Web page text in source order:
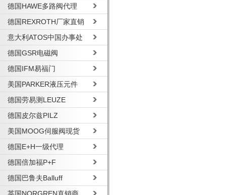
德国HAWE多路阀代理
德国REXROTH厂家直销
意大利ATOS中国办事处
德国GSR电磁阀
德国IFM易福门
美国PARKER液压元件
德国劳易测LEUZE
德国皮尔兹PILZ
美国MOOG伺服阀现货
德国E+H一级代理
德国倍加福P+F
德国巴鲁夫Balluff